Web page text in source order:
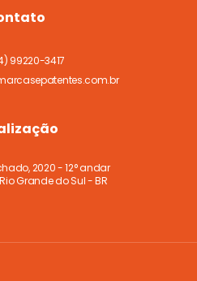
99220-3417
2020 - 12° andar
Grande do Sul - BR